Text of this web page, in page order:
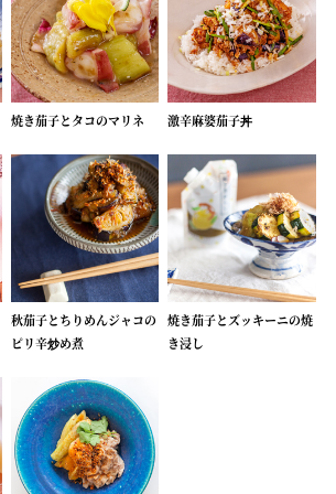
焼き茄子とタコのマリネ 激辛麻婆茄子丼
秋茄子とちりめんジャコの
ピリ辛炒め煮
焼き茄子とズッキーニの焼
き浸し